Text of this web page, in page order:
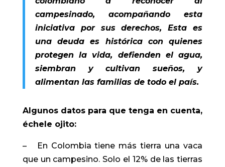
campesinado, acompañando esta
iniciativa por sus derechos, Esta es
una deuda es histórica con quienes
protegen la vida, defienden el agua,
siembran y cultivan sueños, y
alimentan las familias de todo el país.
Algunos datos para que tenga en cuenta,
échele ojito:
– En Colombia tiene más tierra una vaca
que un campesino. Solo el 12% de las tierras